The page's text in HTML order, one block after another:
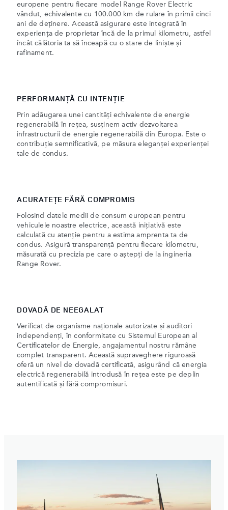
europene pentru fiecare model Range Rover Electric
vândut, echivalente cu 100.000 km de rulare în primii cinci
ani de deținere. Această asigurare este integrată în
experiența de proprietar încă de la primul kilometru, astfel
încât călătoria ta să înceapă cu o stare de liniște și
rafinament.
PERFORMANȚĂ CU INTENȚIE
Prin adăugarea unei cantități echivalente de energie
regenerabilă în rețea, susținem activ dezvoltarea
infrastructurii de energie regenerabilă din Europa. Este o
contribuție semnificativă, pe măsura eleganței experienței
tale de condus.
ACURATEȚE FĂRĂ COMPROMIS
Folosind datele medii de consum european pentru
vehiculele noastre electrice, această inițiativă este
calculată cu atenție pentru a estima amprenta ta de
condus. Asigură transparență pentru fiecare kilometru,
măsurată cu precizia pe care o aștepți de la ingineria
Range Rover.
DOVADĂ DE NEEGALAT
Verificat de organisme naționale autorizate și auditori
independenți, în conformitate cu Sistemul European al
Certificatelor de Energie, angajamentul nostru rămâne
complet transparent. Această supraveghere riguroasă
oferă un nivel de dovadă certificată, asigurând că energia
electrică regenerabilă introdusă în rețea este pe deplin
autentificată și fără compromisuri.